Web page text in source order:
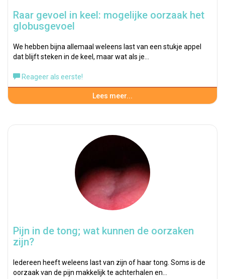
Raar gevoel in keel: mogelijke oorzaak het
globusgevoel
We hebben bijna allemaal weleens last van een stukje appel
dat blijft steken in de keel, maar wat als je…
Reageer als eerste!
Lees meer...
Pijn in de tong; wat kunnen de oorzaken
zijn?
Iedereen heeft weleens last van zijn of haar tong. Soms is de
oorzaak van de pijn makkelijk te achterhalen en…